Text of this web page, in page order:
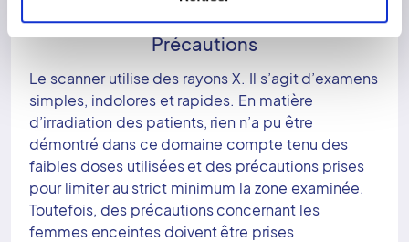
Précautions
Le scanner utilise des rayons X. Il s’agit d’examens
simples, indolores et rapides. En matière
d’irradiation des patients, rien n’a pu être
démontré dans ce domaine compte tenu des
faibles doses utilisées et des précautions prises
pour limiter au strict minimum la zone examinée.
Toutefois, des précautions concernant les
femmes enceintes doivent être prises